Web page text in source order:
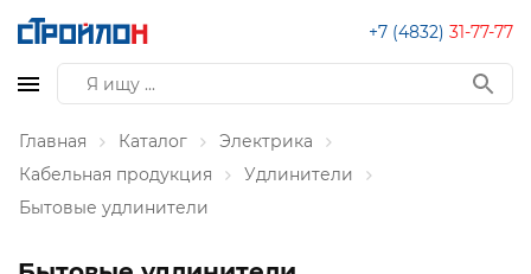
+7 (4832) 31-77-77
Главная Каталог
Электрика
Кабельная продукция
Удлинители
Бытовые удлинители